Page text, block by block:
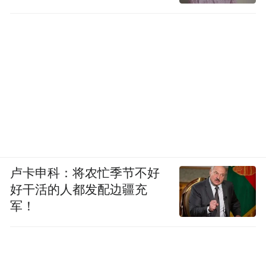
卢卡申科：将农忙季节不好
好干活的人都发配边疆充
军！